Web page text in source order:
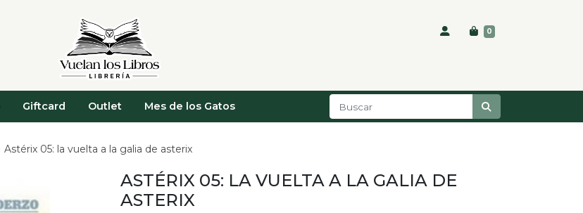
0
Giftcard Outlet Mes de los Gatos
Astérix 05: la vuelta a la galia de asterix
ASTÉRIX 05: LA VUELTA A LA GALIA DE
ASTERIX